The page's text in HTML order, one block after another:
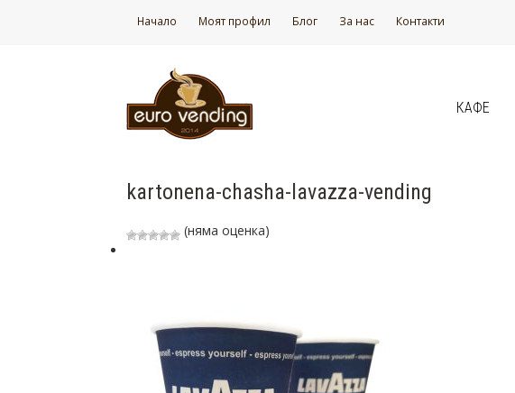
Начало Моят профил Блог За нас Контакти
КАФЕ
kartonena-chasha-lavazza-vending
(няма оценка)